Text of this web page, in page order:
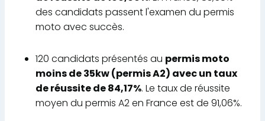
des candidats passent l'examen du permis
moto avec succès.
120 candidats présentés au permis moto
moins de 35kw (permis A2) avec un taux
de réussite de 84,17%. Le taux de réussite
moyen du permis A2 en France est de 91,06%.